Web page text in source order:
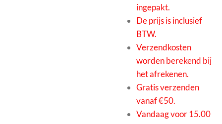
ingepakt.
De prijs is inclusief
BTW.
Verzendkosten
worden berekend bij
het afrekenen.
Gratis verzenden
vanaf €50.
Vandaag voor 15.00